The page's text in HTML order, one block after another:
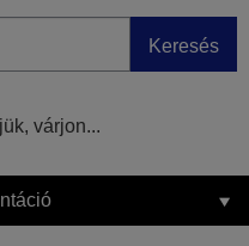
Keresés
várjon...